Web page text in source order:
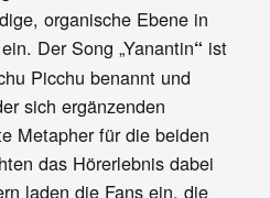
organische Ebene in
Der Song „Yanantin“ ist
Picchu benannt und
sich ergänzenden
Metapher für die beiden
das Hörerlebnis dabei
laden die Fans ein, die